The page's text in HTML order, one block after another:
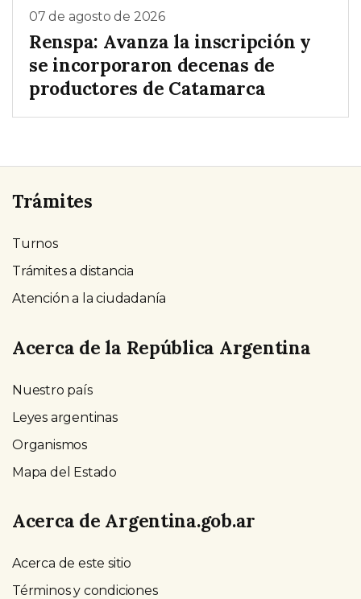
07 de agosto de 2026
Renspa: Avanza la inscripción y
se incorporaron decenas de
productores de Catamarca
Trámites
Turnos
Trámites a distancia
Atención a la ciudadanía
Acerca de la República Argentina
Nuestro país
Leyes argentinas
Organismos
Mapa del Estado
Acerca de Argentina.gob.ar
Acerca de este sitio
Términos y condiciones